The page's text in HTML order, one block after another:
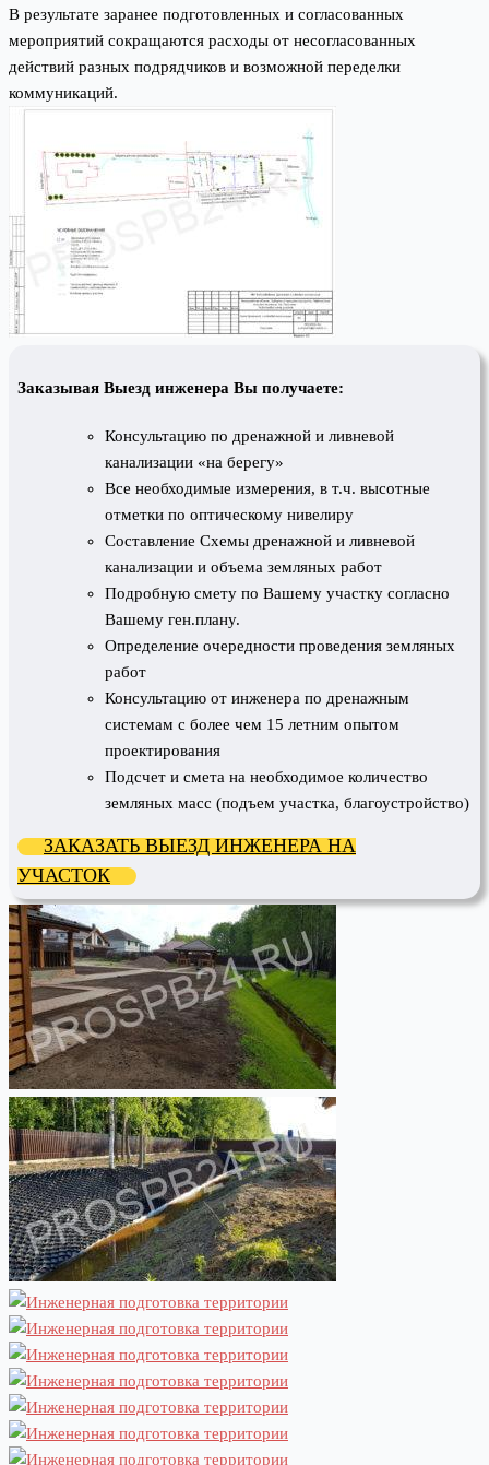
В результате заранее подготовленных и согласованных
мероприятий сокращаются расходы от несогласованных
действий разных подрядчиков и возможной переделки
коммуникаций.
Заказывая Выезд инженера Вы получаете:
Консультацию по дренажной и ливневой
канализации «на берегу»
Все необходимые измерения, в т.ч. высотные
отметки по оптическому нивелиру
Составление Схемы дренажной и ливневой
канализации и объема земляных работ
Подробную смету по Вашему участку согласно
Вашему ген.плану.
Определение очередности проведения земляных
работ
Консультацию от инженера по дренажным
системам с более чем 15 летним опытом
проектирования
Подсчет и смета на необходимое количество
земляных масс (подъем участка, благоустройство)
ЗАКАЗАТЬ ВЫЕЗД ИНЖЕНЕРА НА
УЧАСТОК